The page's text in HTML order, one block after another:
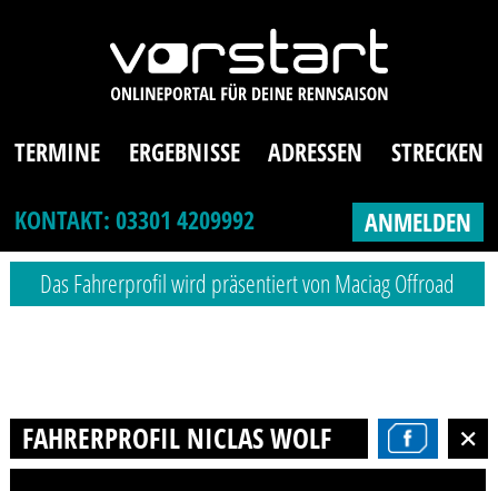
TERMINE ERGEBNISSE ADRESSEN
STRECKEN
KONTAKT: 03301 4209992
ANMELDEN
Das Fahrerprofil wird präsentiert von Maciag Offroad
FAHRERPROFIL NICLAS WOLF